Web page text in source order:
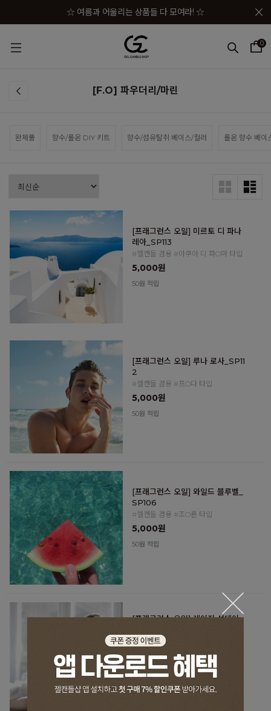
☆ 여름과 어울리는 상품들 다 모여라! ☆
☆★ 젤캔들샵 세일 상품이 한자리에! ☆★
☆★☆ 젤캔들샵 혜택 모음 바로가기 ☆★☆
☆★☆★ 구매금액별 사은품이 펑펑! ☆★☆★
0
[F.O] 파우더리/마린
완제품 향수/롤온 DIY 키트 향수/섬유탈취 베이스/컬러 롤온 향수 베이
[프래그런스 오일] 미르토 디 파나
레아_SP113
#젤캔들 겸용 #아쿠아 디 파O마 타입
5,000원
50원 적립
[프래그런스 오일] 루나 로사_SP11
2
#젤캔들 겸용 #프O다 타입
5,000원
50원 적립
[프래그런스 오일] 와일드 블루벨_
SP106
#젤캔들 겸용 #조O론 타입
5,000원
50원 적립
[프래그런스 오일] 레이지 선데이
#젤캔들 겸용 #메O 마르지엘라 타입
#살내음향
5,000원
50원 적립